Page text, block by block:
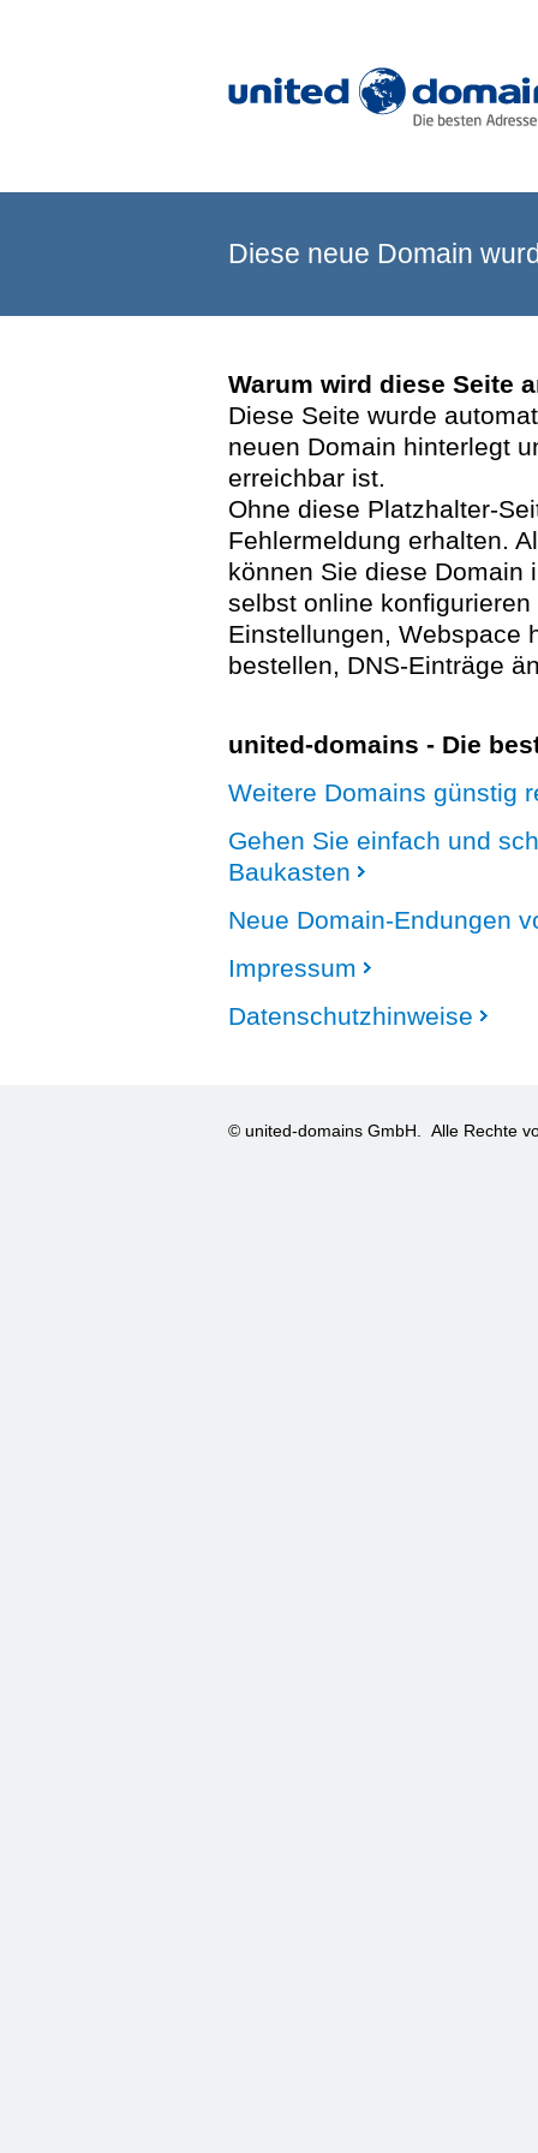
Diese neue Domain
Warum wird diese Seite
Diese Seite wurde
neuen Domain hinterlegt
erreichbar ist.
Ohne diese Platzhalter-
Fehlermeldung erhalten.
können Sie diese Domain
selbst online
Einstellungen, Webspace
bestellen, DNS-Einträge
united-domains - Die
Weitere Domains günstig
Gehen Sie einfach und
Baukasten
Neue Domain-Endungen
Impressum
Datenschutzhinweise
© united-domains GmbH. Alle Rechte